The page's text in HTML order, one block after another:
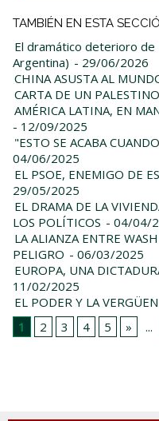
TAMBIÉN EN ESTA
El dramático deterioro de
Argentina) - 29/06/2026
CHINA ASUSTA AL
CARTA DE UN
AMÉRICA LATINA, EN
- 12/09/2025
"ESTO SE ACABA
04/06/2025
EL PSOE, ENEMIGO DE
29/05/2025
EL DRAMA DE LA
LOS POLÍTICOS - 04/04/
LA ALIANZA ENTRE
PELIGRO - 06/03/2025
EUROPA, UNA
11/02/2025
EL PODER Y LA
1
2 3 4 5 » ...